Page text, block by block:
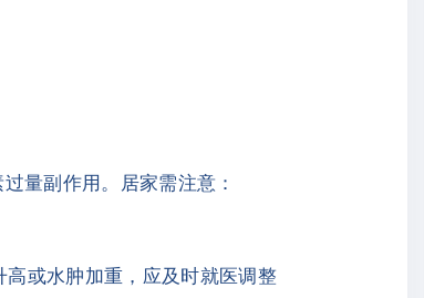
量副作用。居家需注意：
或水肿加重，应及时就医调整